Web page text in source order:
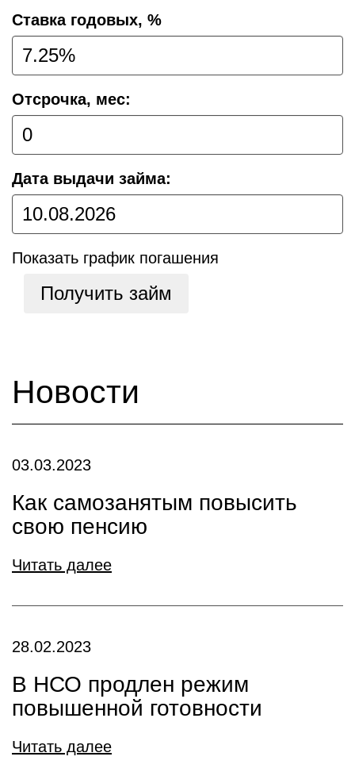
Cтавка годовых, %
Отсрочка, мес:
Дата выдачи займа:
Показать график погашения
Получить займ
Новости
03.03.2023
Как самозанятым повысить
свою пенсию
Читать далее
28.02.2023
В НСО продлен режим
повышенной готовности
Читать далее